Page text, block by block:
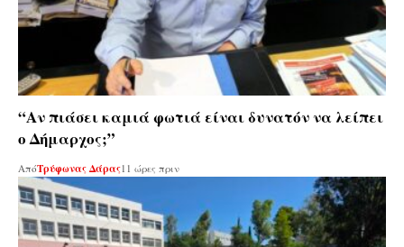
“Αν πιάσει καμιά φωτιά είναι δυνατόν να λείπει
ο Δήμαρχος;”
ΑπόΤρύφωνας Δάρας11 ώρες πριν